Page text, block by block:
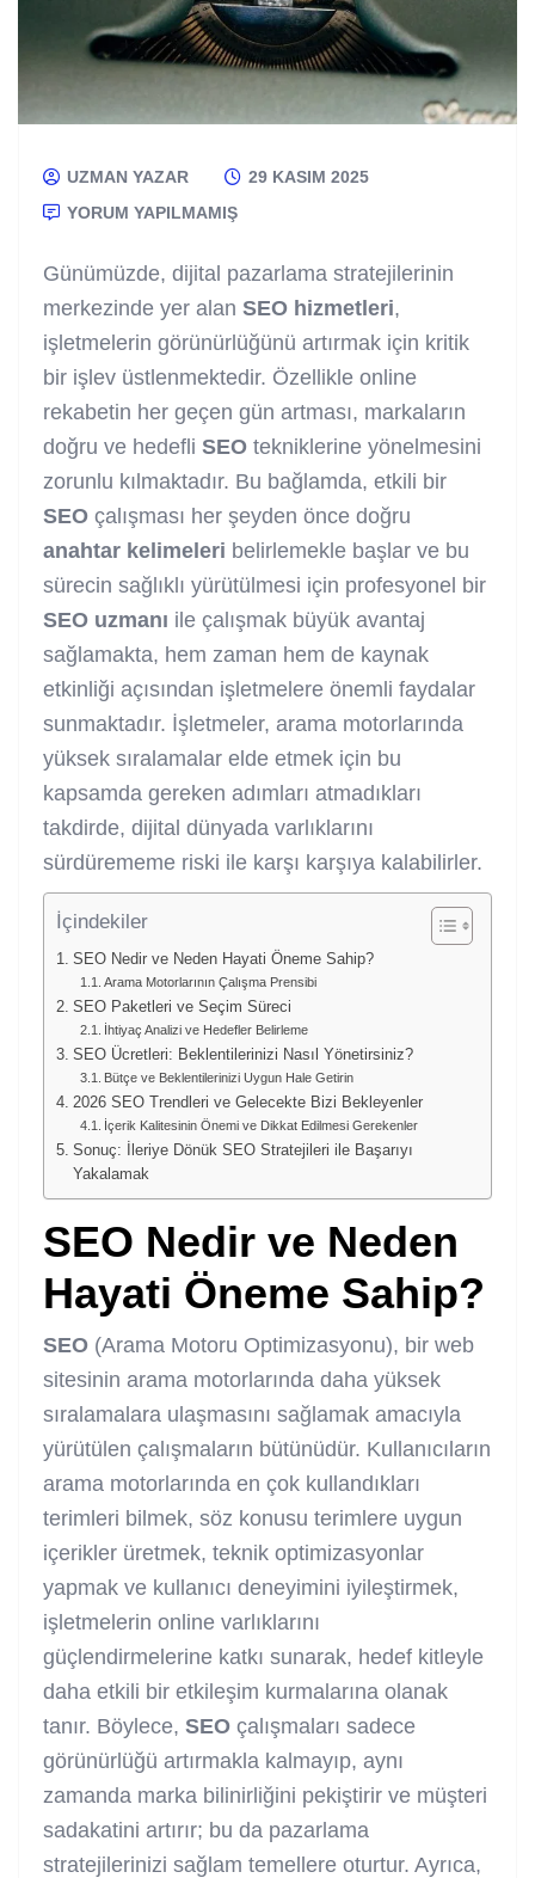
UZMAN YAZAR
29 KASIM 2025
YORUM YAPILMAMIŞ
Günümüzde, dijital pazarlama stratejilerinin
merkezinde yer alan SEO hizmetleri,
işletmelerin görünürlüğünü artırmak için kritik
bir işlev üstlenmektedir. Özellikle online
rekabetin her geçen gün artması, markaların
doğru ve hedefli SEO tekniklerine yönelmesini
zorunlu kılmaktadır. Bu bağlamda, etkili bir
SEO çalışması her şeyden önce doğru
anahtar kelimeleri belirlemekle başlar ve bu
sürecin sağlıklı yürütülmesi için profesyonel bir
SEO uzmanı ile çalışmak büyük avantaj
sağlamakta, hem zaman hem de kaynak
etkinliği açısından işletmelere önemli faydalar
sunmaktadır. İşletmeler, arama motorlarında
yüksek sıralamalar elde etmek için bu
kapsamda gereken adımları atmadıkları
takdirde, dijital dünyada varlıklarını
sürdürememe riski ile karşı karşıya kalabilirler.
İçindekiler
SEO Nedir ve Neden Hayati Öneme Sahip?
Arama Motorlarının Çalışma Prensibi
SEO Paketleri ve Seçim Süreci
İhtiyaç Analizi ve Hedefler Belirleme
SEO Ücretleri: Beklentilerinizi Nasıl Yönetirsiniz?
Bütçe ve Beklentilerinizi Uygun Hale Getirin
2026 SEO Trendleri ve Gelecekte Bizi Bekleyenler
İçerik Kalitesinin Önemi ve Dikkat Edilmesi Gerekenler
Sonuç: İleriye Dönük SEO Stratejileri ile Başarıyı
Yakalamak
SEO Nedir ve Neden
Hayati Öneme Sahip?
SEO (Arama Motoru Optimizasyonu), bir web
sitesinin arama motorlarında daha yüksek
sıralamalara ulaşmasını sağlamak amacıyla
yürütülen çalışmaların bütünüdür. Kullanıcıların
arama motorlarında en çok kullandıkları
terimleri bilmek, söz konusu terimlere uygun
içerikler üretmek, teknik optimizasyonlar
yapmak ve kullanıcı deneyimini iyileştirmek,
işletmelerin online varlıklarını
güçlendirmelerine katkı sunarak, hedef kitleyle
daha etkili bir etkileşim kurmalarına olanak
tanır. Böylece, SEO çalışmaları sadece
görünürlüğü artırmakla kalmayıp, aynı
zamanda marka bilinirliğini pekiştirir ve müşteri
sadakatini artırır; bu da pazarlama
stratejilerinizi sağlam temellere oturtur. Ayrıca,